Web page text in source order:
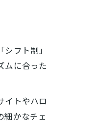
フト制」
ムに合った
イトやハロ
細かなチェ